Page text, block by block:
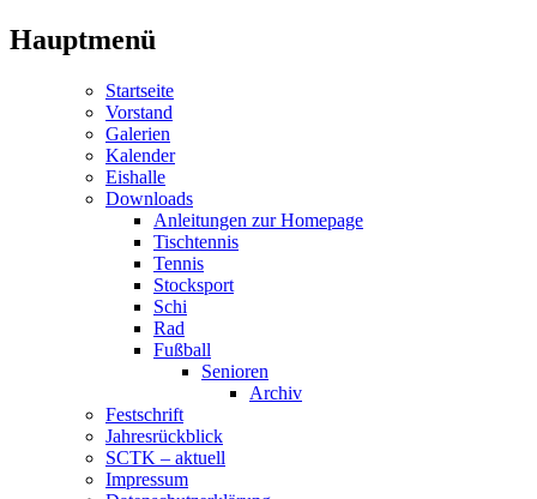
Hauptmenü
Startseite
Vorstand
Galerien
Kalender
Eishalle
Downloads
Anleitungen zur Homepage
Tischtennis
Tennis
Stocksport
Schi
Rad
Fußball
Senioren
Archiv
Festschrift
Jahresrückblick
SCTK – aktuell
Impressum